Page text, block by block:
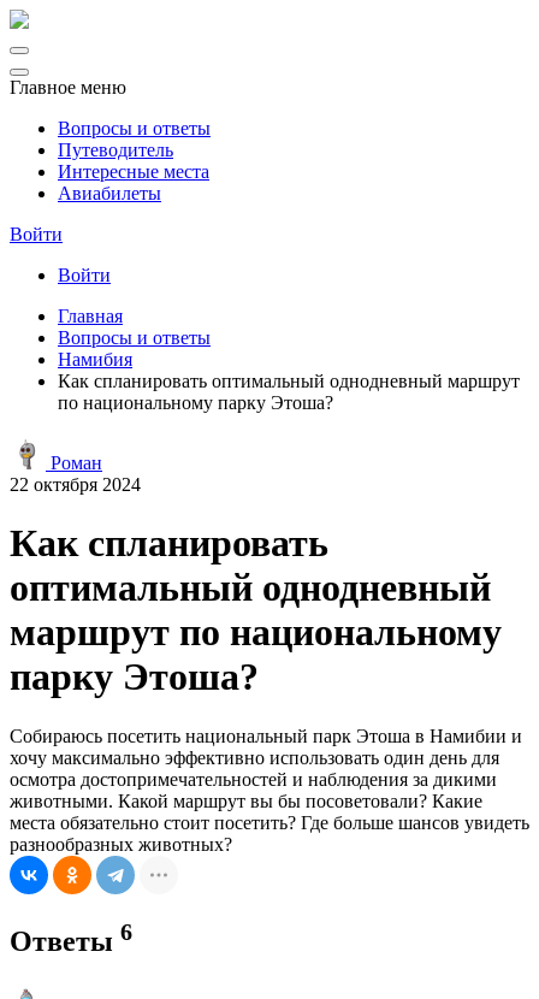
Главное меню
Вопросы и ответы
Путеводитель
Интересные места
Авиабилеты
Войти
Войти
Главная
Вопросы и ответы
Намибия
Как спланировать оптимальный однодневный маршрут
по национальному парку Этоша?
Роман
22 октября 2024
Как спланировать
оптимальный однодневный
маршрут по национальному
парку Этоша?
Собираюсь посетить национальный парк Этоша в Намибии и
хочу максимально эффективно использовать один день для
осмотра достопримечательностей и наблюдения за дикими
животными. Какой маршрут вы бы посоветовали? Какие
места обязательно стоит посетить? Где больше шансов увидеть
разнообразных животных?
Ответы 6